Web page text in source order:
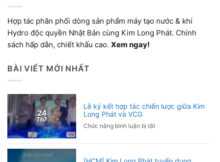
Hợp tác phân phối dòng sản phẩm máy tạo nước & khí
Hydro độc quyền Nhật Bản cùng Kim Long Phát. Chính
sách hấp dẫn, chiết khấu cao. Xem ngay!
BÀI VIẾT MỚI NHẤT
24
Th7
Lễ ký kết hợp tác chiến lược giữa Kim
Long Phát và VCG
Chức năng bình luận bị tắtở